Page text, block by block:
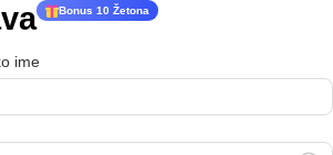
Bonus 10 Žetona
ime